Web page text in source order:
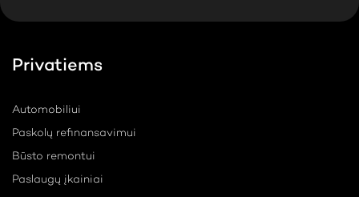
Privatiems
Automobiliui
Paskolų refinansavimui
Būsto remontui
Paslaugų įkainiai